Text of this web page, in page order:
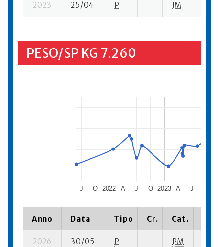
2023 25/04 P JM
PESO/SP KG 7.260
2022 2023
J O A J O A J
Anno Data Tipo Cr. Cat.
2026 30/05 P PM